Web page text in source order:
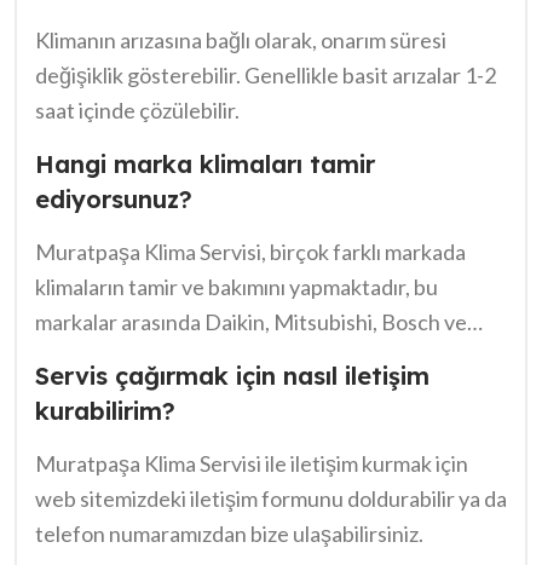
Klimanın arızasına bağlı olarak, onarım süresi
değişiklik gösterebilir. Genellikle basit arızalar 1-2
saat içinde çözülebilir.
Hangi marka klimaları tamir
ediyorsunuz?
Muratpaşa Klima Servisi, birçok farklı markada
klimaların tamir ve bakımını yapmaktadır, bu
markalar arasında Daikin, Mitsubishi, Bosch ve
Servis çağırmak için nasıl iletişim
kurabilirim?
Muratpaşa Klima Servisi ile iletişim kurmak için
web sitemizdeki iletişim formunu doldurabilir ya da
telefon numaramızdan bize ulaşabilirsiniz.